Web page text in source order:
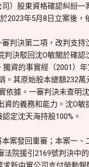
）股東資格確認糾紛一
2023年5月8日立案後，
判決第二項，改判支持
決駁回沈O敏關於確認
資的事實經（2001）
。其原始股本總額232萬
依據。一審判決未查明
的義務和能力。沈O敏
定沈天海持股100%。
案發回重審；本案一、
院援引2169號判決中